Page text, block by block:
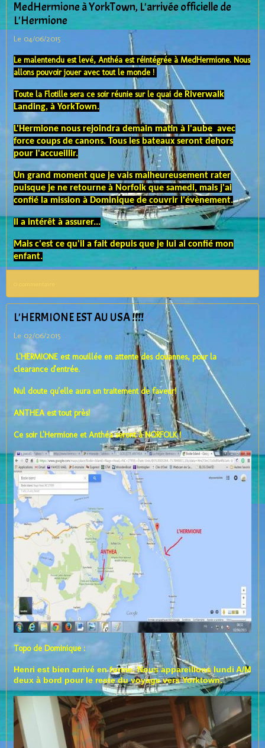
MedHermione à YorkTown, L'arrivée officielle de
L'Hermione
Le 04/06/2015
Le malentendu est levé, Anthéa est réintégrée à MedHermione. Nous
allons pouvoir jouer avec tout le monde !
Toute la Flotille sera ce soir réunie sur le quai de Riverwalk
Landing, à YorkTown.
L'Hermione nous rejoindra demain matin à l'aube avec
force coups de canons. Tous les bateaux seront dehors
pour l'accueillir.
Un grand moment que je vais malheureusement rater
puisque je ne retourne à Norfolk que samedi, mais j'ai
confié la mission à Dominique de couvrir l'évènement.
Il a intérêt à assurer...
Mais c'est ce qu'il a fait depuis que je lui ai confié mon
enfant.
L'HERMIONE EST AU USA !!!!
Le 02/06/2015
L'HERMIONE est mouillée en attente des douannes, pour la
clearance d'entrée.
Nul doute qu'elle aura un traitement de faveur!
ANTHEA est tout près!
Ce soir L'Hermione et Anthéa seront à NORFOLK !
Topo de Dominique :
Henri est bien arrivé en forme. Nous appareillons lundi A/M
deux à bord pour le reste du voyage vers Yorktown.